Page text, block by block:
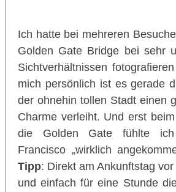
Ich hatte bei mehreren
Golden Gate Bridge bei sehr
Sichtverhältnissen
mich persönlich ist es gerade
der ohnehin tollen Stadt einen
Charme verleiht. Und erst
die Golden Gate fühlte
Francisco „wirklich
Tipp: Direkt am Ankunftstag
und einfach für eine Stunde